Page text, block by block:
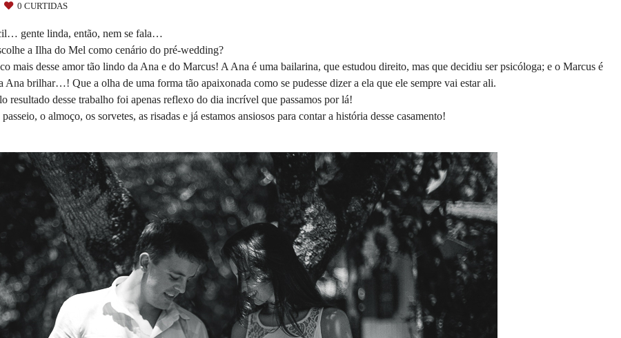
0 CURTIDAS
gente linda, então, nem se fala…
a Ilha do Mel como cenário do pré-wedding?
mais desse amor tão lindo da Ana e do Marcus! A Ana é uma bailarina, que estudou direito, mas que decidiu ser psicóloga; e o Marcus é
Ana brilhar…! Que a olha de uma forma tão apaixonada como se pudesse dizer a ela que ele sempre vai estar ali.
desse trabalho foi apenas reflexo do dia incrível que passamos por lá!
o almoço, os sorvetes, as risadas e já estamos ansiosos para contar a história desse casamento!